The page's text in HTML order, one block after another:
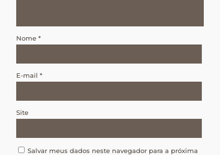
Nome *
E-mail *
Site
Salvar meus dados neste navegador para a próxima